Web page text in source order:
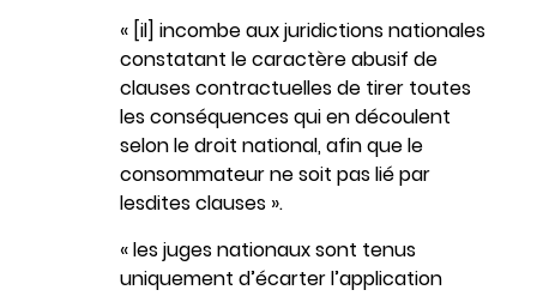
« [il] incombe aux juridictions nationales
constatant le caractère abusif de
clauses contractuelles de tirer toutes
les conséquences qui en découlent
selon le droit national, afin que le
consommateur ne soit pas lié par
lesdites clauses ».
« les juges nationaux sont tenus
uniquement d’écarter l’application